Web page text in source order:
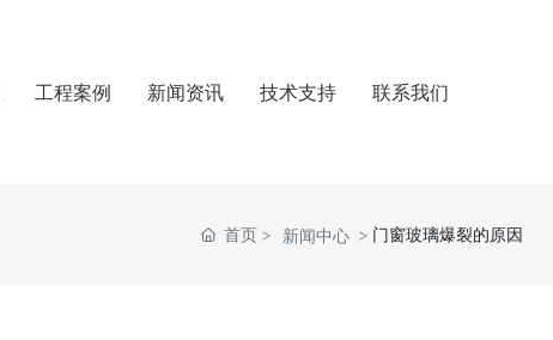
工程案例 新闻资讯 技术支持 联系我们
首页 新闻中心 门窗玻璃爆裂的原因